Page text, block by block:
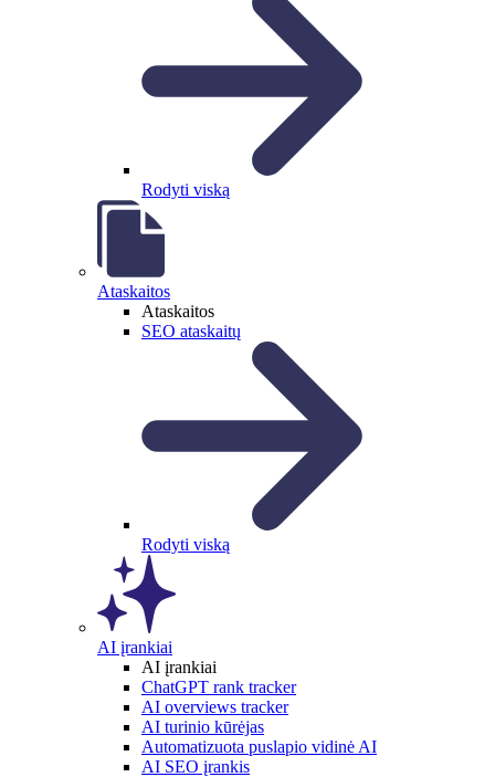
Rodyti viską
Ataskaitos
Ataskaitos
SEO ataskaitų
Rodyti viską
AI įrankiai
AI įrankiai
ChatGPT rank tracker
AI overviews tracker
AI turinio kūrėjas
Automatizuota puslapio vidinė AI
AI SEO įrankis